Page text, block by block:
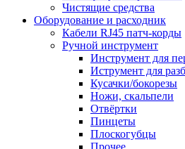
Чистящие средства
Оборудование и расходник
Кабели RJ45 патч-корды
Ручной инструмент
Инструмент для
Иструмент для
Кусачки/бокорезы
Ножи, скальпели
Отвёртки
Пинцеты
Плоскогубцы
Прочее